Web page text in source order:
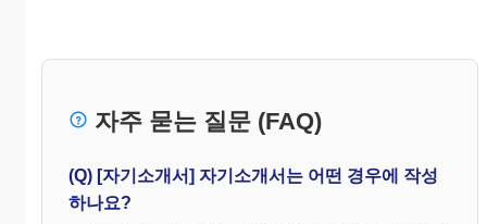
자주 묻는 질문 (FAQ)
(Q) [자기소개서] 자기소개서는 어떤 경우에 작성
하나요?